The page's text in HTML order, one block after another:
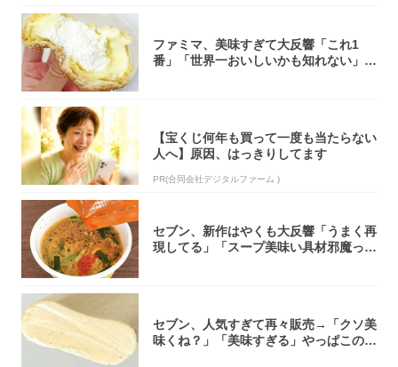
ファミマ、美味すぎて大反響「これ1
番」「世界一おいしいかも知れない」
【宝くじ何年も買って一度も当たらない
人へ】原因、はっきりしてます
PR(合同会社デジタルファーム )
セブン、新作はやくも大反響「うまく再
現してる」「スープ美味い具材邪魔って
セブン、人気すぎて再々販売→「クソ美
味くね？」「美味すぎる」やっぱこのク